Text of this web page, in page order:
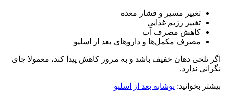
تغییر مسیر و فشار معده
تغییر رژیم غذایی
کاهش مصرف آب
مصرف مکمل‌ها و داروهای بعد از اسلیو
اگر تلخی دهان خفیف باشد و به مرور کاهش پیدا کند، معمولا جای
نگرانی ندارد.
بیشتر بخوانید: نوشابه بعد از اسلیو